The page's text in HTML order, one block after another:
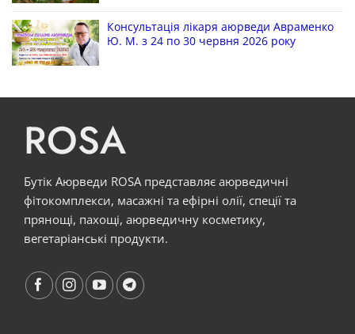
Консультація лікаря аюрведи Авраменко
Ю. М. з 24 по 30 червня 2026 року
ROSA
Бутік Аюрведи ROSA представляє аюрведичні
фітокомплекси, масажні та ефірні олії, спеції та
прянощі, пахощі, аюрведичну косметику,
вегетаріанські продукти.